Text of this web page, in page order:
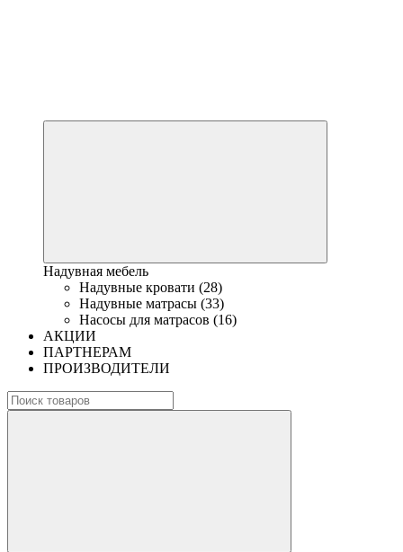
Надувная мебель
Надувные кровати (28)
Надувные матрасы (33)
Насосы для матрасов (16)
АКЦИИ
ПАРТНЕРАМ
ПРОИЗВОДИТЕЛИ